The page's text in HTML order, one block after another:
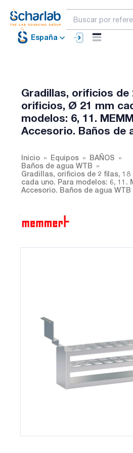
España
Gradillas, orificios de
orificios, Ø 21 mm
modelos: 6, 11.
Accesorio. Baños de
Inicio Equipos
BAÑOS
Baños de agua WTB
Gradillas, orificios de 2 filas,
cada uno. Para modelos: 6, 11.
Accesorio. Baños de agua WTB